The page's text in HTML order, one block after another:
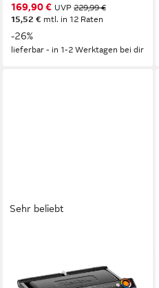
169,90 € UVP 229,99 €
15,52 € mtl. in 12 Raten
-26%
lieferbar - in 1-2 Werktagen bei dir
Sehr beliebt
erneuerte Kochstufenanzeige,
9 automatische Programme